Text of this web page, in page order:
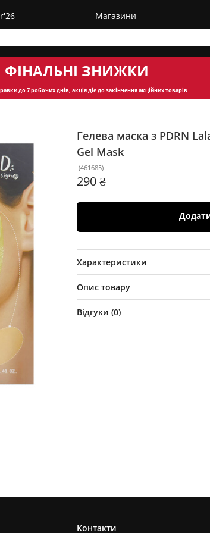
Магазини
ФІНАЛЬНІ ЗНИЖКИ
до 7 робочих днів, акція діє до закінчення акційних товарів
Гелева маска з PDRN
Gel Mask
(461685)
290 ₴
Характеристики
Опис товару
Відгуки (0)
Контакти